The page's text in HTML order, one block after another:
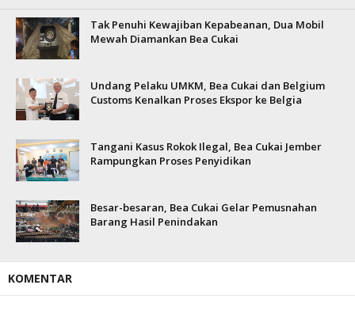
Tak Penuhi Kewajiban Kepabeanan, Dua Mobil
Mewah Diamankan Bea Cukai
Undang Pelaku UMKM, Bea Cukai dan Belgium
Customs Kenalkan Proses Ekspor ke Belgia
Tangani Kasus Rokok Ilegal, Bea Cukai Jember
Rampungkan Proses Penyidikan
Besar-besaran, Bea Cukai Gelar Pemusnahan
Barang Hasil Penindakan
KOMENTAR